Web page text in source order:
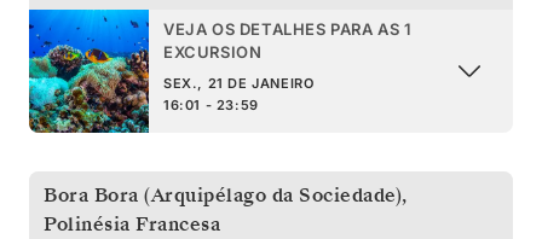
VEJA OS DETALHES PARA AS 1
EXCURSION
SEX., 21 DE JANEIRO
16:01 - 23:59
Bora Bora (Arquipélago da Sociedade),
Polinésia Francesa